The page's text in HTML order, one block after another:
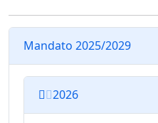
Mandato 2025/2029
2026